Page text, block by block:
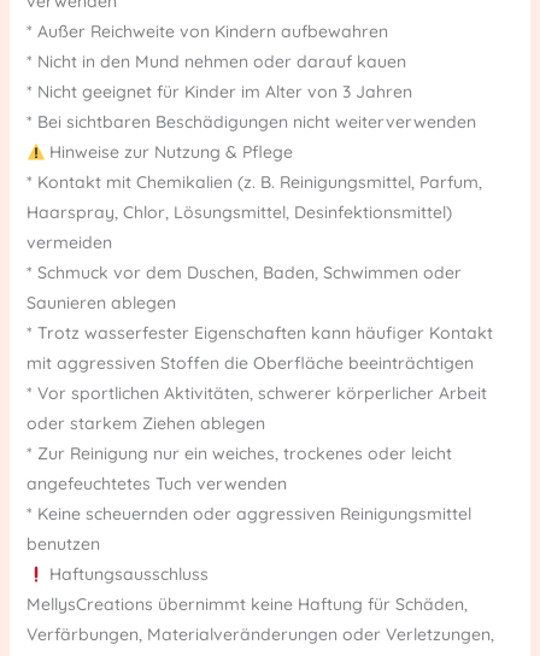
* Außer Reichweite von Kindern aufbewahren
* Nicht in den Mund nehmen oder darauf kauen
* Nicht geeignet für Kinder im Alter von 3 Jahren
* Bei sichtbaren Beschädigungen nicht weiterverwenden
Hinweise zur Nutzung & Pflege
* Kontakt mit Chemikalien (z. B. Reinigungsmittel, Parfum,
Haarspray, Chlor, Lösungsmittel, Desinfektionsmittel)
vermeiden
* Schmuck vor dem Duschen, Baden, Schwimmen oder
Saunieren ablegen
* Trotz wasserfester Eigenschaften kann häufiger Kontakt
mit aggressiven Stoffen die Oberfläche beeinträchtigen
* Vor sportlichen Aktivitäten, schwerer körperlicher Arbeit
oder starkem Ziehen ablegen
* Zur Reinigung nur ein weiches, trockenes oder leicht
angefeuchtetes Tuch verwenden
* Keine scheuernden oder aggressiven Reinigungsmittel
benutzen
Haftungsausschluss
MellysCreations übernimmt keine Haftung für Schäden,
Verfärbungen, Materialveränderungen oder Verletzungen,